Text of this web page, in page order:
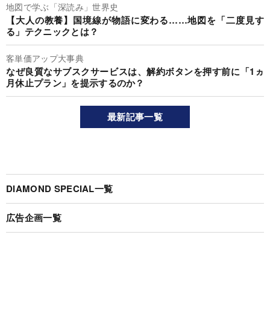
地図で学ぶ「深読み」世界史
【大人の教養】国境線が物語に変わる……地図を「二度見す
る」テクニックとは？
客単価アップ大事典
なぜ良質なサブスクサービスは、解約ボタンを押す前に「1ヵ
月休止プラン」を提示するのか？
最新記事一覧
DIAMOND SPECIAL一覧
広告企画一覧